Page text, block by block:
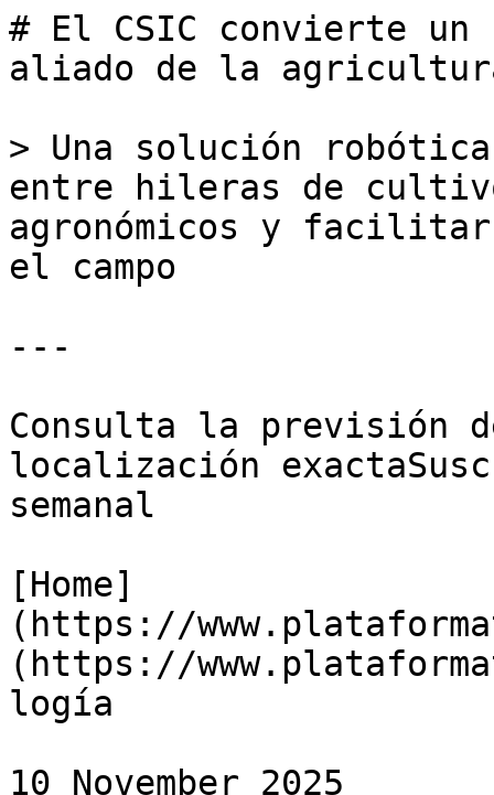
# El CSIC convierte un
aliado de la
> Una solución
entre hileras de
agronómicos y
el campo
---
Consulta la previsión
localización
semanal
[Home]
(https://
(https://
logía
10 November 2025